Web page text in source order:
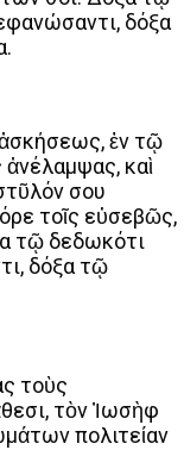
δόξα
ἐν τῷ
καὶ
σου
τοῖς εὐσεβῶς,
τῷ δεδωκότι
δόξα τῷ
τοὺς
τὸν Ἰωσὴφ
πολιτείαν